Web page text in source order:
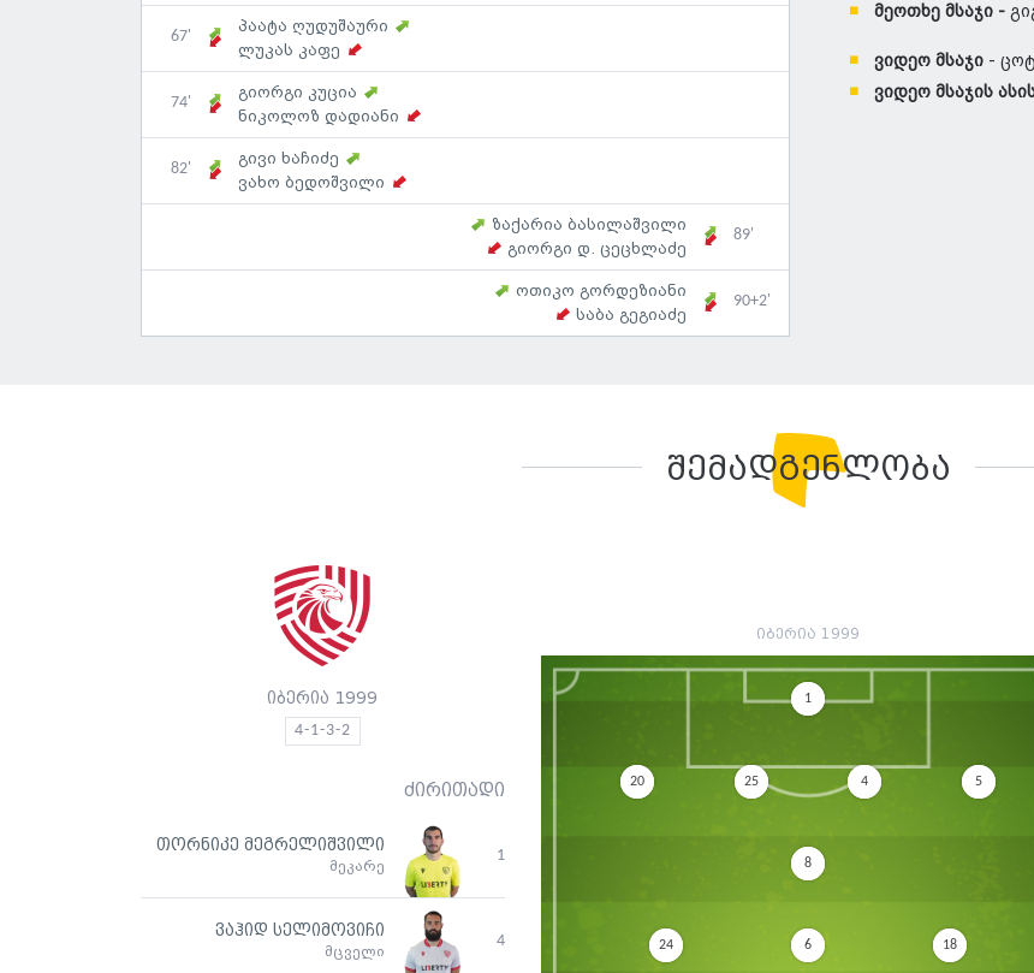
67'
პაატა ღუდუშაური
ლუკას კაფე
74'
გიორგი კუცია
ნიკოლოზ დადიანი
82'
გივი ხაჩიძე
ვახო ბედოშვილი
ზაქარია ბასილაშვილი
გიორგი დ. ცეცხლაძე
89'
ოთიკო გორდეზიანი
საბა გეგიაძე
90+2'
მეოთხე მსაჯი -
ვიდეო მსაჯი -
ვიდეო მსაჯის
შემადგენლობა
იბერია 1999
4-1-3-2
ძირითადი
1
თორნიკე მეგრელიშვილი
მეკარე
4
ვაჰიდ სელიმოვიჩი
მცველი
იბერია 1999
1
20 25 4 5
8
24 6 18